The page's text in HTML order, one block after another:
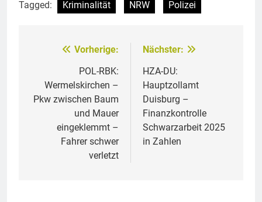
Tagged: Kriminalität NRW Polizei
Beitragsnavigation
Vorherige:
POL-RBK:
Wermelskirchen –
Pkw zwischen Baum
und Mauer
eingeklemmt –
Fahrer schwer
verletzt
Nächster:
HZA-DU:
Hauptzollamt
Duisburg –
Finanzkontrolle
Schwarzarbeit 2025
in Zahlen